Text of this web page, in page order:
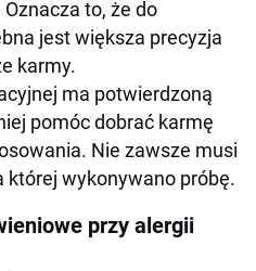
to, że do
jest większa precyzja
karmy.
ma potwierdzoną
pomóc dobrać karmę
Nie zawsze musi
której wykonywano próbę.
przy alergii